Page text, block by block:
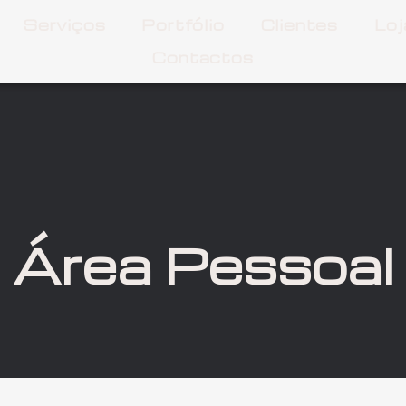
Área Pessoal